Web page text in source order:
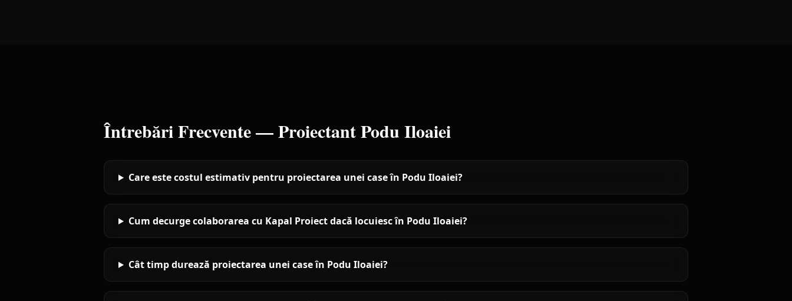
Întrebări Frecvente —ProiectantPodu Iloaiei
Care este costul estimativ pentru proiectarea unei case în Podu Iloaiei?
Cum decurge colaborarea cu Kapal Proiect dacă locuiesc în Podu Iloaiei?
Cât timp durează proiectarea unei case în Podu Iloaiei?